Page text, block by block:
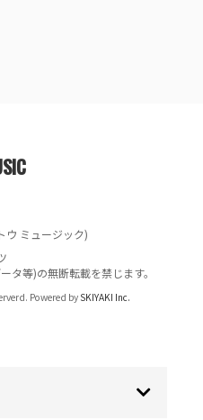
ウ ミュージック)
タ等)の無断転載を禁じます。
Powered bySKIYAKI Inc.